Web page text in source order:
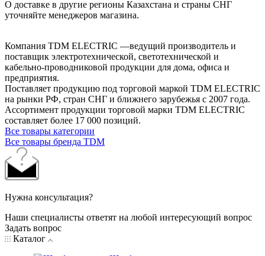
О доставке в другие регионы Казахстана и страны СНГ
уточняйте менеджеров магазина.
Компания TDM ELECTRIC —ведущий производитель и
поставщик электротехнической, светотехнической и
кабельно-проводниковой продукции для дома, офиса и
предприятия.
Поставляет продукцию под торговой маркой TDM ELECTRIC
на рынки РФ, стран СНГ и ближнего зарубежья с 2007 года.
Ассортимент продукции торговой марки TDM ЕLECTRIC
составляет более 17 000 позиций.
Все товары категории
Все товары бренда TDM
Нужна консультация?
Наши специалисты ответят на любой интересующий вопрос
Задать вопрос
Каталог